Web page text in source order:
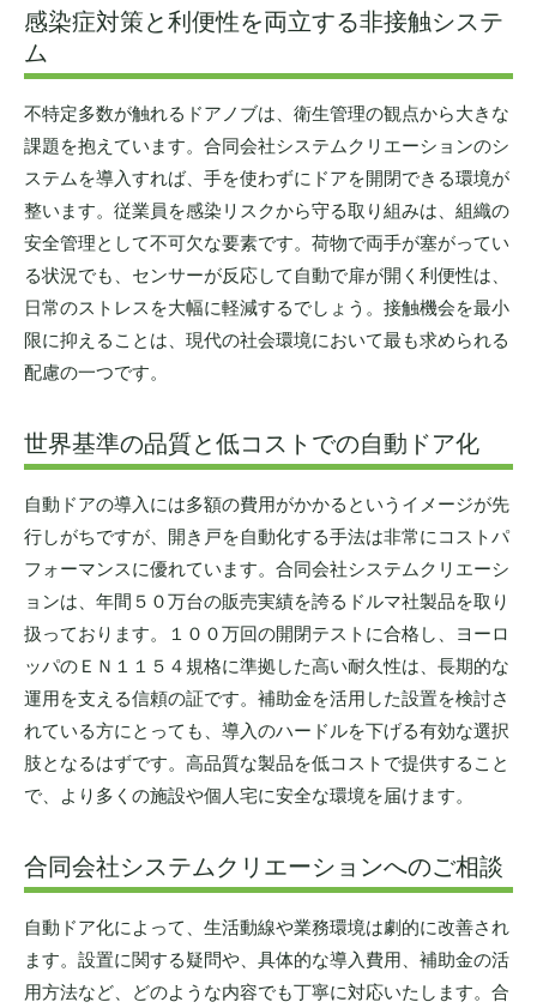
感染症対策と利便性を両立する非接触システ
ム
不特定多数が触れるドアノブは、衛生管理の観点から大きな
課題を抱えています。合同会社システムクリエーションのシ
ステムを導入すれば、手を使わずにドアを開閉できる環境が
整います。従業員を感染リスクから守る取り組みは、組織の
安全管理として不可欠な要素です。荷物で両手が塞がってい
る状況でも、センサーが反応して自動で扉が開く利便性は、
日常のストレスを大幅に軽減するでしょう。接触機会を最小
限に抑えることは、現代の社会環境において最も求められる
配慮の一つです。
世界基準の品質と低コストでの自動ドア化
自動ドアの導入には多額の費用がかかるというイメージが先
行しがちですが、開き戸を自動化する手法は非常にコストパ
フォーマンスに優れています。合同会社システムクリエーシ
ョンは、年間５０万台の販売実績を誇るドルマ社製品を取り
扱っております。１００万回の開閉テストに合格し、ヨーロ
ッパのＥＮ１１５４規格に準拠した高い耐久性は、長期的な
運用を支える信頼の証です。補助金を活用した設置を検討さ
れている方にとっても、導入のハードルを下げる有効な選択
肢となるはずです。高品質な製品を低コストで提供すること
で、より多くの施設や個人宅に安全な環境を届けます。
合同会社システムクリエーションへのご相談
自動ドア化によって、生活動線や業務環境は劇的に改善され
ます。設置に関する疑問や、具体的な導入費用、補助金の活
用方法など、どのような内容でも丁寧に対応いたします。合